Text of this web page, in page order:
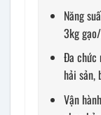
Năng
3kg
Đa chức
hải sản,
Vận